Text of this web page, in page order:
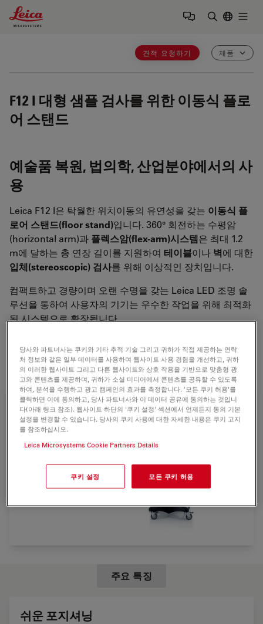
Leica Microsystems Logo
견적 요청하기 제품
F12 I 대형 샘플 검사를 위한 이동식 플로
어 스탠드
예술품 복원, 법의학, 산업분야에서의 사
용
Leica F12 I은 탁월한 위치이동의 유연성을 갖는 이동식 플
로어 스탠드(floor stand)입니다. 360° 회전하는 수평암
(horizontal arm)과 플렉스암(flex-arm)시스템은 최대 1.2
m에 달하는 총 연장 길이를 지원하여 테이블이나 벽에 대한
입체(stereoscopic) 검사를 위해 이상적인 장치입니다.
컴팩트하고 경량이며 오랜 수명을 갖는 Leica LED 조명 솔
루션을 통하여 사용자의 기기는 우수한 작업을 위해 최적화
된 시스템으로 확장됩니다.
을 위해 설계되었고 우수한 가격대비 성능을 제공합니다.
주요 특징
쉬운 포지셔닝
당사와 파트너사는 쿠키와 기타 추적 기술 그리고 귀하가 직접 제공하는 연락
처 정보와 같은 일부 데이터를 사용하여 웹사이트 사용 경험을 개선하고, 귀하
의 이러한 웹사이트 그리고 다른 웹사이트와 상호 작용을 기반으로 맞춤형 광
고와 콘텐츠를 제공하며, 귀하가 소셜 미디어에서 콘텐츠를 공유할 수 있도록
하여, 분석을 수행하고 광고 캠페인의 효과를 측정합니다. '모든 쿠키 허용'를
클릭하면 이에 동의하고, 당사 파트너사와 이 데이터 공유에 동의하는 것입니
다(아래 링크 참조). 웹사이트 하단의 '쿠키 설정' 섹션에서 언제든지 동의 기본
설정을 변경할 수 있습니다. 당사의 쿠키 사용에 대한 자세한 내용은 쿠키 고지
를 참조하십시오.
Leica Microsystems Cookie Partners Details
쿠키 설정 모든 쿠키 허용